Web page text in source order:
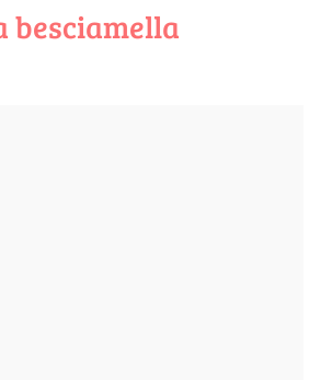
besciamella